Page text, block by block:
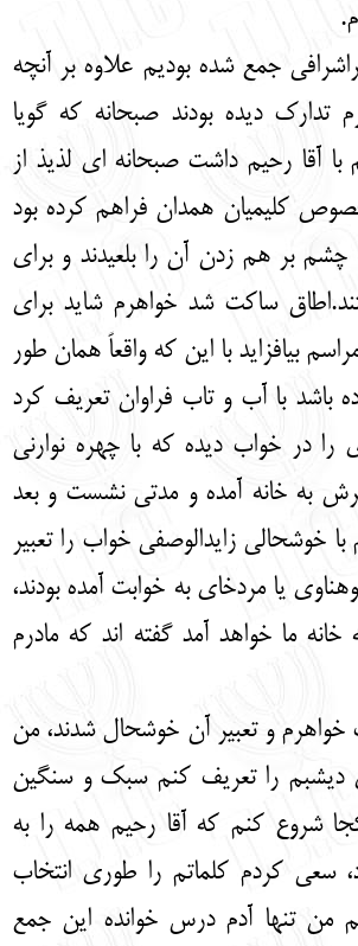
جمع شده بودیم علاوه بر آنچه
تدارک دیده بودند صبحانه که گویا
آقا رحیم داشت صبحانه ای لذیذ از
کلیمیان همدان فراهم کرده بود
بر هم زدن آن را بلعیدند و برای
ساکت شد خواهرم شاید برای
بیافزاید با این که واقعاً همان طور
باشد با آب و تاب فراوان تعریف کرد
در خواب دیده که با چهره نوارنی
به خانه آمده و مدتی نشست و بعد
خوشحالی زایدالوصفی خواب را تعبیر
یا مردخای به خوابت آمده بودند،
ما خواهد آمد گفته اند که مادرم
و تعبیر آن خوشحال شدند، من
دیشبم را تعریف کنم سبک و سنگین
شروع کنم که آقا رحیم همه را به
کردم کلماتم را طوری انتخاب
من تنها آدم درس خوانده این جمع